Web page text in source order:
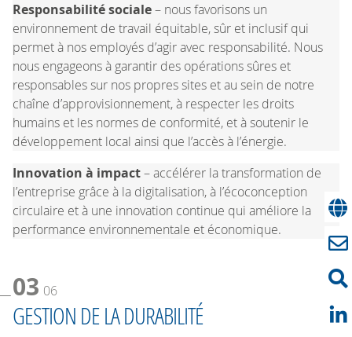
Responsabilité sociale– nous favorisons un
environnement de travail équitable, sûr et inclusif qui
permet à nos employés d’agir avec responsabilité. Nous
nous engageons à garantir des opérations sûres et
responsables sur nos propres sites et au sein de notre
chaîne d’approvisionnement, à respecter les droits
humains et les normes de conformité, et à soutenir le
développement local ainsi que l’accès à l’énergie.
Innovation à impact– accélérer la transformation de
l’entreprise grâce à la digitalisation, à l’écoconception
circulaire et à une innovation continue qui améliore la
performance environnementale et économique.
03 06
GESTION DE LA DURABILITÉ